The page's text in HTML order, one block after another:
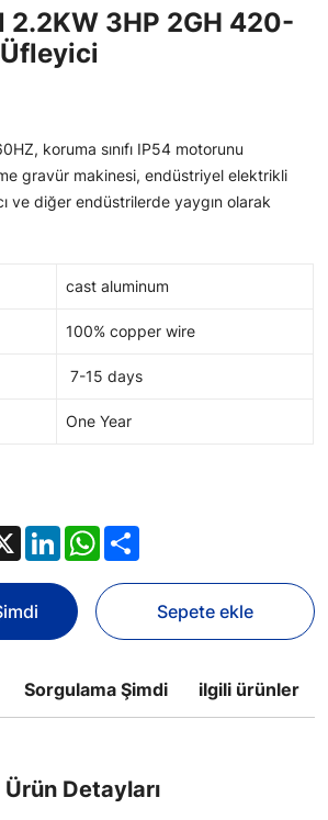
3HP 2GH 420-
koruma sınıfı IP54 motorunu
gravür makinesi, endüstriyel elektrikli
ve diğer endüstrilerde yaygın olarak
cast aluminum
100% copper wire
7-15 days
One Year
X LinkedInWhatsApp
Sepete ekle
Sorgulama Şimdi ilgili ürünler
Ürün Detayları